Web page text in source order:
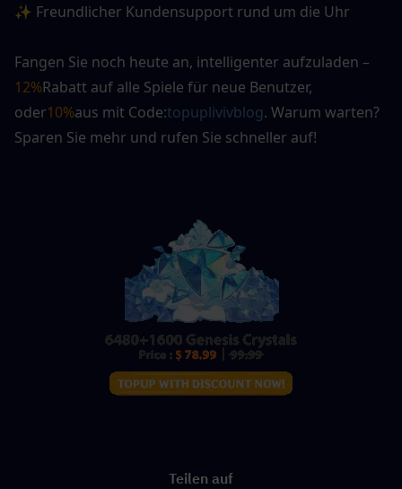
✨ Freundlicher Kundensupport rund um die Uhr
Fangen Sie noch heute an, intelligenter aufzuladen –
12%Rabatt auf alle Spiele für neue Benutzer,
oder10%aus mit Code:topuplivivblog. Warum warten?
Sparen Sie mehr und rufen Sie schneller auf!
Teilen auf